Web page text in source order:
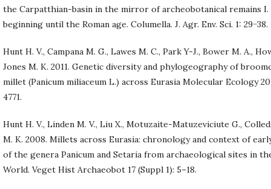
the Carpatthian-basin in the mirror of archeobotanical remains
beginning until the Roman age. Columella. J. Agr. Env. Sci. 1: 29−38.
Hunt H. V., Campana M. G., Lawes M. C., Park Y-J., Bower M. A.,
Jones M. K. 2011. Genetic diversity and phylogeography of
millet (Panicum miliaceum L.) across Eurasia Molecular Ecology
4771.
Hunt H. V., Linden M. V., Liu X., Motuzaite-Matuzeviciute G.,
M. K. 2008. Millets across Eurasia: chronology and context of
of the genera Panicum and Setaria from archaeological sites in
World. Veget Hist Archaeobot 17 (Suppl 1): 5–18.